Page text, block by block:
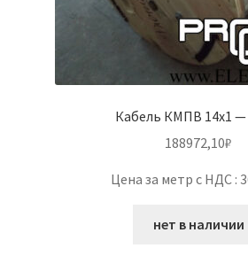
Кабель КМПВ 14х1 —
188972,10₽
Цена за метр с НДС :
нет в наличии